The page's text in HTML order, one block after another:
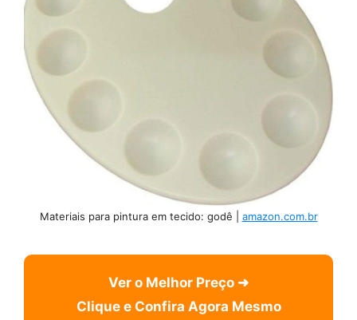
Materiais para pintura em tecido: godê | amazon.com.br
Ver o Melhor Preço ➜
Clique e Confira Agora Mesmo